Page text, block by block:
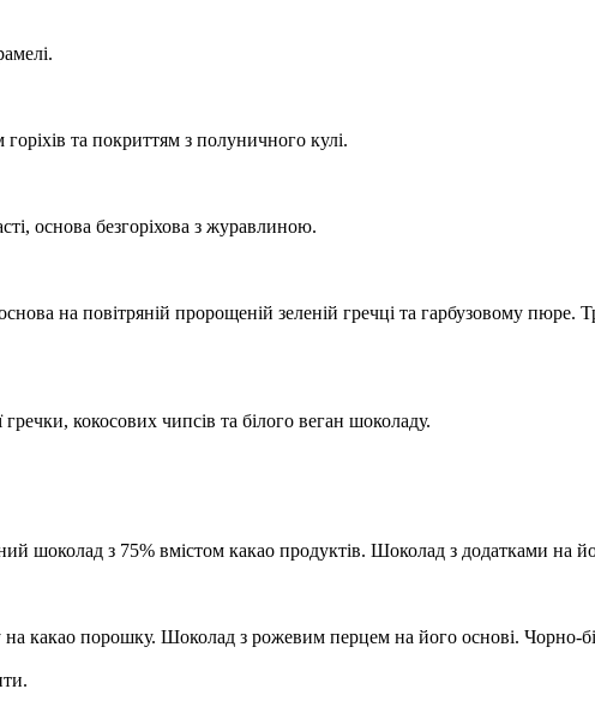
та покриттям з полуничного кулі.
основа безгоріхова з журавлиною.
на повітряній пророщеній зеленій гречці та гарбузовому
кокосових чипсів та білого веган шоколаду.
шоколад з 75% вмістом какао продуктів. Шоколад з додатками на
какао порошку. Шоколад з рожевим перцем на його основі. Чорно-